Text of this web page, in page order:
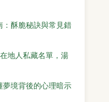
酥脆秘訣與常見錯
地人私藏名單，湯
境背後的心理暗示